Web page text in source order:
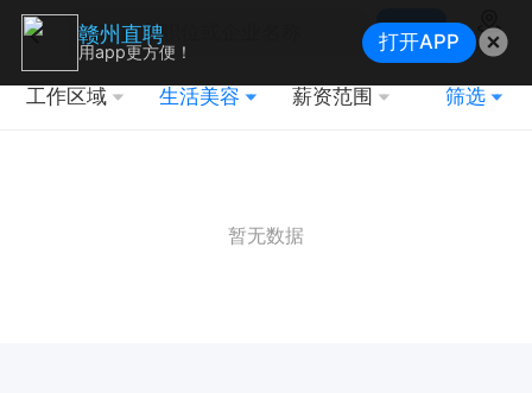
搜索
地图
工作区域 生活美容 薪资范围 筛选
暂无数据
赣州直聘
用app更方便！ 打开APP